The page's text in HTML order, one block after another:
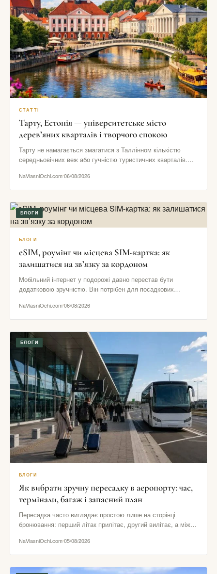
СТАТТІ
Тарту, Естонія — університетське місто
дерев’яних кварталів і творчого спокою
Тарту не намагається змагатися з Таллінном кількістю
середньовічних веж або гучністю туристичних кварталів.
NaVlasniOchi.com06/08/2026
БЛОГИ
БЛОГИ
eSIM, роумінг чи місцева SIM-картка: як
залишатися на зв’язку за кордоном
Мобільний інтернет у подорожі давно перестав бути
додатковою зручністю. Він потрібен для посадкових
NaVlasniOchi.com06/08/2026
БЛОГИ
БЛОГИ
Як вибрати зручну пересадку в аеропорту: час,
термінали, багаж і запасний план
Пересадка часто виглядає простою лише на сторінці
бронювання: перший літак прилітає, другий вилітає, а між
NaVlasniOchi.com05/08/2026